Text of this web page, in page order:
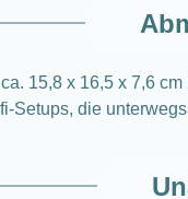
15,8 x 16,5 x 7,6
Setups, die